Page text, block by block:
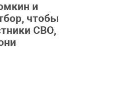
и
чтобы
СВО,